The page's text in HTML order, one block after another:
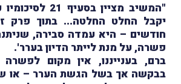
"המשיב מציין
יקבל החלט החלטה... בתוך פרק
חודשים – היא עמדה סבירה,
פשרה, על מנת לייתר הדיון בערר'.
ברם, בענייננו, אין מקום לפשרה
בבקשה אך בשל הגשת הערר – או